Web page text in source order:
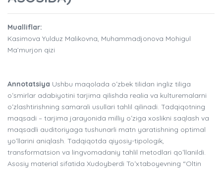
Mualliflar:
Kasimova Yulduz Malikovna, Muhammadjonova Mohigul
Ma’murjon qizi
Annotatsiya Ushbu maqolada oʻzbek tilidan ingliz tiliga
oʻsmirlar adabiyotini tarjima qilishda realia va kulturemalarni
oʻzlashtirishning samarali usullari tahlil qilinadi. Tadqiqotning
maqsadi – tarjima jarayonida milliy oʻziga xoslikni saqlash va
maqsadli auditoriyaga tushunarli matn yaratishning optimal
yoʻllarini aniqlash. Tadqiqotda qiyosiy-tipologik,
transformatsion va lingvomadaniy tahlil metodlari qoʻllanildi.
Asosiy material sifatida Xudoyberdi Toʻxtaboyevning “Oltin